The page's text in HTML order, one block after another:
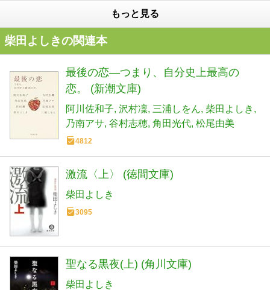
もっと見る
柴田よしきの関連本
最後の恋―つまり、自分史上最高の
恋。 (新潮文庫)
阿川佐和子 沢村凜 三浦しをん 柴田よしき
乃南アサ 谷村志穂 角田光代 松尾由美
4812
激流〈上〉 (徳間文庫)
柴田よしき
3095
聖なる黒夜(上) (角川文庫)
柴田よしき